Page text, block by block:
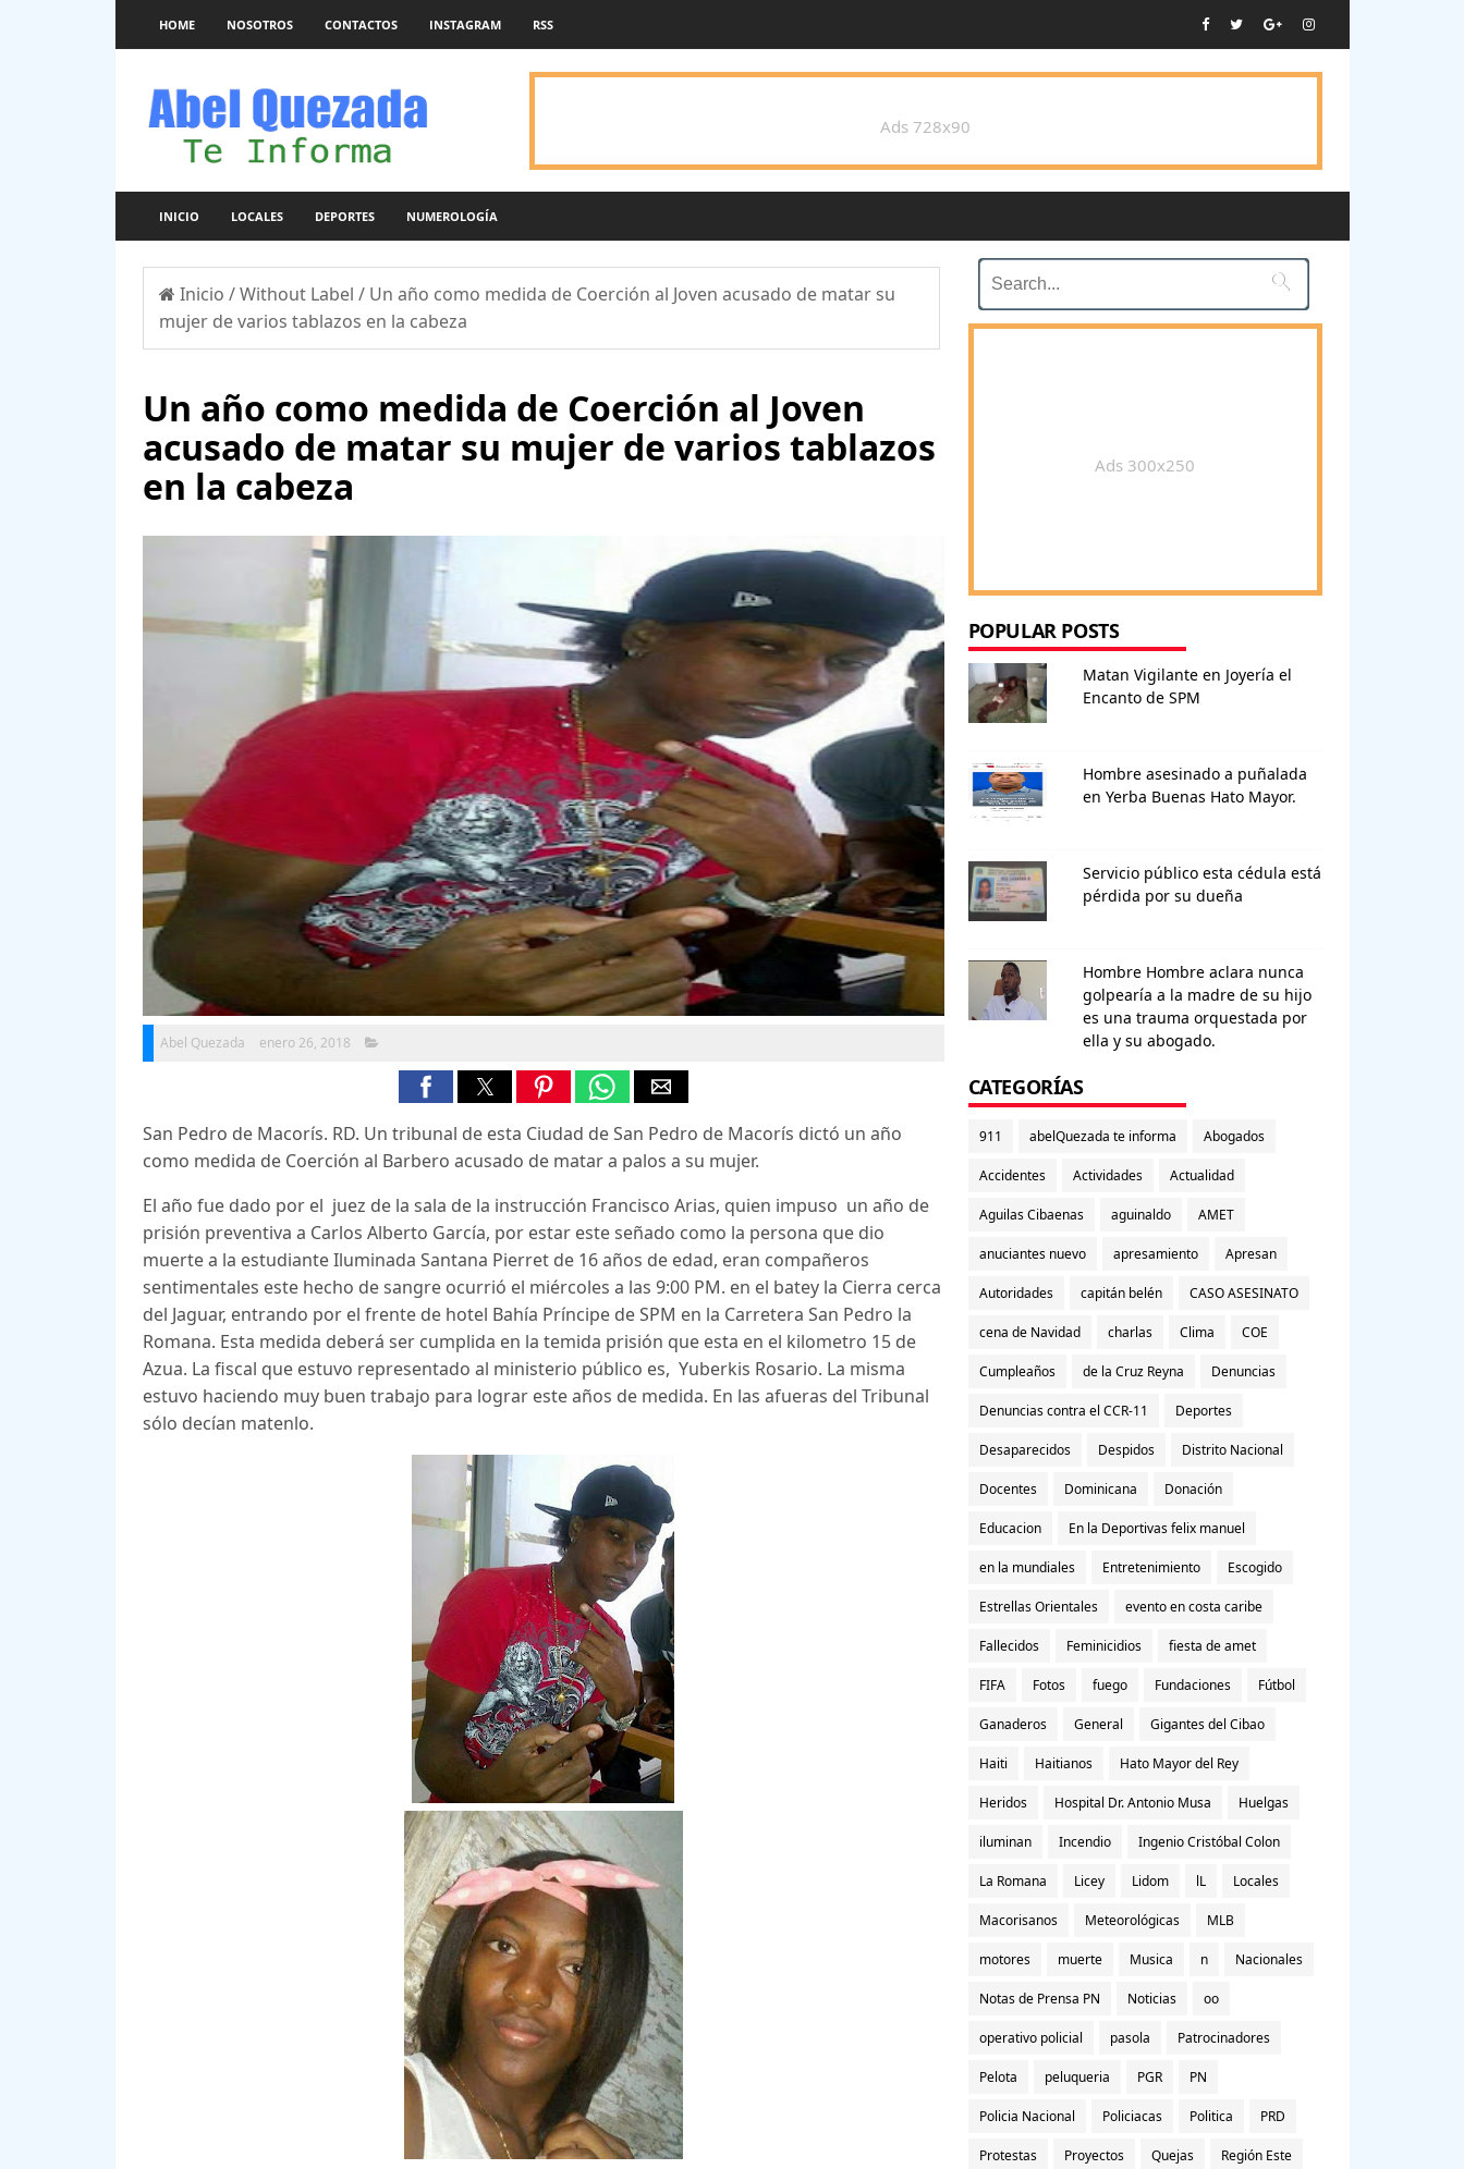
HOME NOSOTROS CONTACTOS INSTAGRAM RSS
Ads 728x90
INICIO LOCALES DEPORTES NUMEROLOGÍA
Inicio /Without Label / Un año como medida de Coerción al Joven acusado de matar su
mujer de varios tablazos en la cabeza
Un año como medida de Coerción al Joven
acusado de matar su mujer de varios tablazos
en la cabeza
Abel Quezada enero 26, 2018
San Pedro de Macorís. RD. Un tribunal de esta Ciudad de San Pedro de Macorís dictó un año
como medida de Coerción al Barbero acusado de matar a palos a su mujer.
El año fue dado por el juez de la sala de la instrucción Francisco Arias, quien impuso un año de
prisión preventiva a Carlos Alberto García, por estar este señado como la persona que dio
muerte a la estudiante Iluminada Santana Pierret de 16 años de edad, eran compañeros
sentimentales este hecho de sangre ocurrió el miércoles a las 9:00 PM. en el batey la Cierra cerca
del Jaguar, entrando por el frente de hotel Bahía Príncipe de SPM en la Carretera San Pedro la
Romana. Esta medida deberá ser cumplida en la temida prisión que esta en el kilometro 15 de
Azua. La fiscal que estuvo representado al ministerio público es, Yuberkis Rosario. La misma
estuvo haciendo muy buen trabajo para lograr este años de medida. En las afueras del Tribunal
sólo decían matenlo.

Ads 300x250
POPULAR POSTS
Matan Vigilante en Joyería el
Encanto de SPM
Hombre asesinado a puñalada
en Yerba Buenas Hato Mayor.
Servicio público esta cédula está
pérdida por su dueña
Hombre Hombre aclara nunca
golpearía a la madre de su hijo
es una trauma orquestada por
ella y su abogado.
CATEGORÍAS
911 abelQuezada te informa Abogados
Accidentes Actividades Actualidad
Aguilas Cibaenas aguinaldo AMET
anuciantes nuevo apresamiento Apresan
Autoridades capitán belén CASO ASESINATO
cena de Navidad charlas Clima COE
Cumpleaños de la Cruz Reyna Denuncias
Denuncias contra el CCR-11 Deportes
Desaparecidos Despidos Distrito Nacional
Docentes Dominicana Donación
Educacion En la Deportivas felix manuel
en la mundiales Entretenimiento Escogido
Estrellas Orientales evento en costa caribe
Fallecidos Feminicidios fiesta de amet
FIFA Fotos fuego Fundaciones Fútbol
Ganaderos General Gigantes del Cibao
Haiti Haitianos Hato Mayor del Rey
Heridos Hospital Dr. Antonio Musa Huelgas
iluminan Incendio Ingenio Cristóbal Colon
La Romana Licey Lidom lL Locales
Macorisanos Meteorológicas MLB
motores muerte Musica n Nacionales
Notas de Prensa PN Noticias oo
operativo policial pasola Patrocinadores
Pelota peluqueria PGR PN
Policia Nacional Policiacas Politica PRD
Protestas Proyectos Quejas Región Este